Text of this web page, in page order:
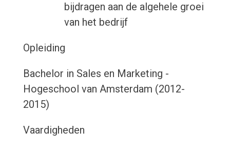
bijdragen aan de algehele groei
van het bedrijf
Opleiding
Bachelor in Sales en Marketing -
Hogeschool van Amsterdam (2012-
2015)
Vaardigheden